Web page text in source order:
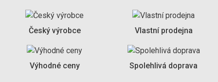
Český výrobce Vlastní prodejna
Výhodné ceny Spolehlivá doprava